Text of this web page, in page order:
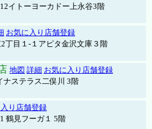
イトーヨーカドー上永谷3階
お気に入り店舗登録
丁目１-１アピタ金沢文庫３階
地図 詳細 お気に入り店舗登録
ナステラス二俣川 3階
り店舗登録
鶴見フーガ１ 5階